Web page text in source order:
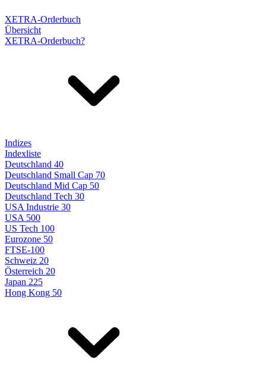
XETRA-Orderbuch
Übersicht
XETRA-Orderbuch?
Indizes
Indexliste
Deutschland 40
Deutschland Small Cap 70
Deutschland Mid Cap 50
Deutschland Tech 30
USA Industrie 30
USA 500
US Tech 100
Eurozone 50
FTSE-100
Schweiz 20
Österreich 20
Japan 225
Hong Kong 50